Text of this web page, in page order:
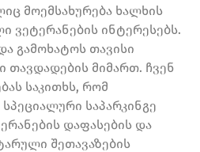
მოემსახურება ხალხის
ვეტერანების ინტერესებს.
გამოხატოს თავისი
თავდადების მიმართ. ჩვენ
საკითხს, რომ
საპარკინგე
დაფასების და
შეთავაზების